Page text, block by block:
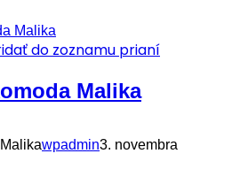
do zoznamu prianí
Malika
wpadmin3. novembra